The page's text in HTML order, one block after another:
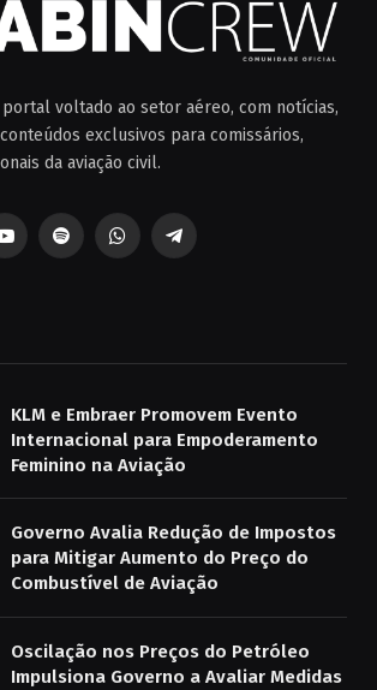
portal voltado ao setor aéreo, com notícias,
exclusivos para comissários,
da aviação civil.
YouTubeSpotifyWhatsAppTelegrama
KLM e Embraer Promovem Evento
Internacional para Empoderamento
Feminino na Aviação
Governo Avalia Redução de Impostos
para Mitigar Aumento do Preço do
Combustível de Aviação
Oscilação nos Preços do Petróleo
Impulsiona Governo a Avaliar Medidas